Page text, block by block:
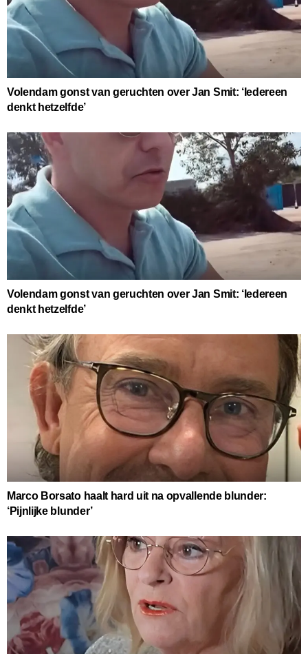
Volendam gonst van geruchten over Jan Smit: ‘Iedereen
denkt hetzelfde’
Volendam gonst van geruchten over Jan Smit: ‘Iedereen
denkt hetzelfde’
Marco Borsato haalt hard uit na opvallende blunder:
‘Pijnlijke blunder’